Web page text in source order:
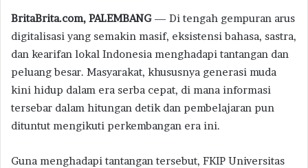
BritaBrita.com, PALEMBANG— Di tengah gempuran arus
digitalisasi yang semakin masif, eksistensi bahasa, sastra,
dan kearifan lokal Indonesia menghadapi tantangan dan
peluang besar. Masyarakat, khususnya generasi muda
kini hidup dalam era serba cepat, di mana informasi
tersebar dalam hitungan detik dan pembelajaran pun
dituntut mengikuti perkembangan era ini.
Guna menghadapi tantangan tersebut, FKIP Universitas